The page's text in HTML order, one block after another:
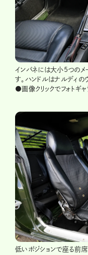
インパネには大小5つのメ
す。ハンドルはナルディの
●画像クリックでフォトギャ
低いポジションで座る前